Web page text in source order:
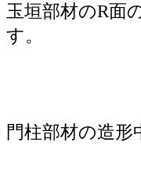
玉垣部材のR面
す。
門柱部材の造形